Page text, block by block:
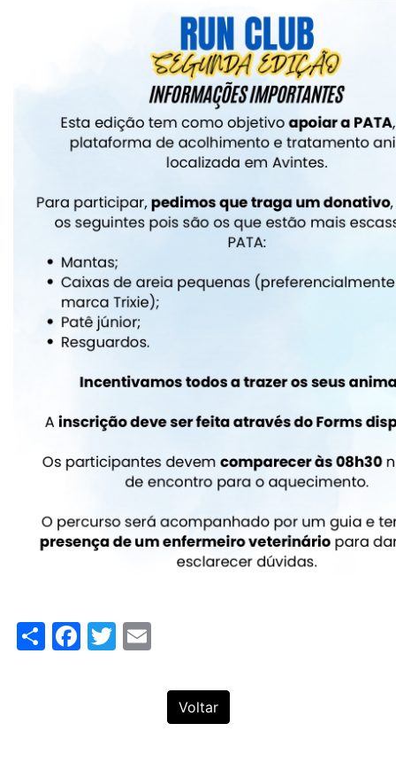
ShareFacebook
Twitter
Voltar